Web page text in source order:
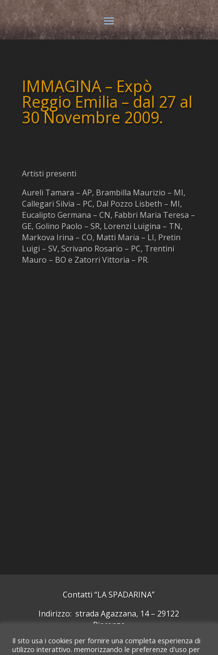
IMMAGINA – Expò
Reggio Emilia – dal 27 al
30 Novembre 2009.
Artisti presenti
Aureli Tamara – AP, Brambilla Maurizio – MI,
Callegari Silvia – PC, Dal Pozzo Lisbeth – MI,
Eucalipto Germana – CN, Fabbri Maria Teresa –
GE, Golino Paolo – SR, Lorenzi Luigina – TN,
Markova Irina – CO, Matti Maria – LI, Pretin
Luigi – SV, Scrivano Rosario – PC, Trentini
Mauro – BO e Zatorri Vittoria – PR.
Contatti “LA SPADARINA”
Indirizzo: strada Agazzana, 14 – 29122
Piacenza
Cellulare: +39 339 5092244
Il sito usa i cookies per fornire una completa esperienza di
utilizzo interattivo. memorizzando le preferenze d'uso per